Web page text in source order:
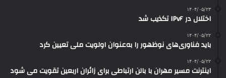
۱۴۰۴/۰۵/۲۳
اختلال در IPv۶ تکذیب شد
۱۴۰۴/۰۵/۲۲
باید فناوری‌های نوظهور را به‌عنوان اولویت ملی تعیین کرد
۱۴۰۴/۰۵/۲۲
اینترنت مسیر مهران با بالن ارتباطی برای زائران اربعین تقویت می شود